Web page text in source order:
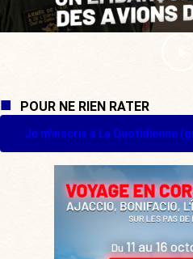
POUR NE RIEN RATER
Je m'inscris à La Quotidienne